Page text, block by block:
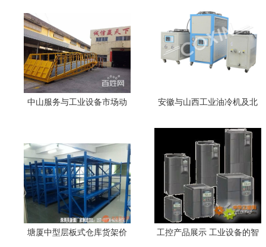
中山服务与工业设备市场动
安徽与山西工业油冷机及北
塘厦中型层板式仓库货架价
工控产品展示 工业设备的智